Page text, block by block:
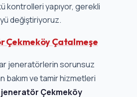
kontrolleri yapıyor, gerekli
değiştiriyoruz.
Çekmeköy Çatalmeşe
jeneratörlerin sorunsuz
bakım ve tamir hizmetleri
jeneratör Çekmeköy